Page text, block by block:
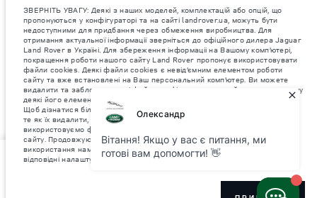
орієнтовна вартість автомобіля
характеристики, дизайн і виробництво своїх автомобілів, деталей та
аксесуарів, зміни відбуваються постійно, і ми залишаємо за собою
право вносити зміни без попереднього повідомлення. Деякі функції
можуть відрізнятися від додаткових до стандартних для різних років
моделі. Інформація, технічні характеристики, двигуни і кольори на
цьому веб-сайті базуються на європейській специфікації і можуть
відрізнятися від ринку до ринку і можуть бути змінені без попереднього
повідомлення. Деякі автомобілі показані з додатковим обладнанням та
аксесуарами, можуть бути доступні не на всіх ринках та відрізнятися
від запропонованих у салонах дилерських центрів. Будь ласка,
зв'яжіться з офіційним дилером, щоб дізнатися про наявність і
актуальні ціни.
ЗВЕРНІТЬ УВАГУ: Деякі з наших моделей, комплектацій або опцій, що
пропонуються у конфігураторі та на сайті landrover.ua, можуть бути
недоступними для придбання через обмеження виробництва. Для
отримання актуальної інформації зверніться до офіційного дилера Jaguar
Land Rover в Україні. Для збереження інформаціі на Вашому комп’ютері,
покращення роботи нашого сайту Land Rover пропонує використовувати
файли cookies. Деякі файли cookies є невід’ємним елементом роботи
сайту та вже встановлені на Ваш персональний комп’ютер. Ви можете
видалити та заблокувати усі файли cookies з даного сайту, але при цьому
деякі його елементи можуть відображатись та працювати некоректно.
Щоб дізнатися більше про файли cookies, які ми використовуємо, та про
те як їх видалити, ознайомтесь з Політикою Конфіденційності. Ми
використовуємо файли cookies для того, щоб покращити роботу нашого
сайту. Продовжуючи використовувати веб-сайт, ви погоджуєтеся на
використання нами файлів cookies. Якщо Ви не згодні просимо змінити
відповідні налаштування браузера.